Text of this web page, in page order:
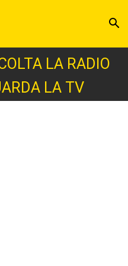
LA RADIO
LA TV